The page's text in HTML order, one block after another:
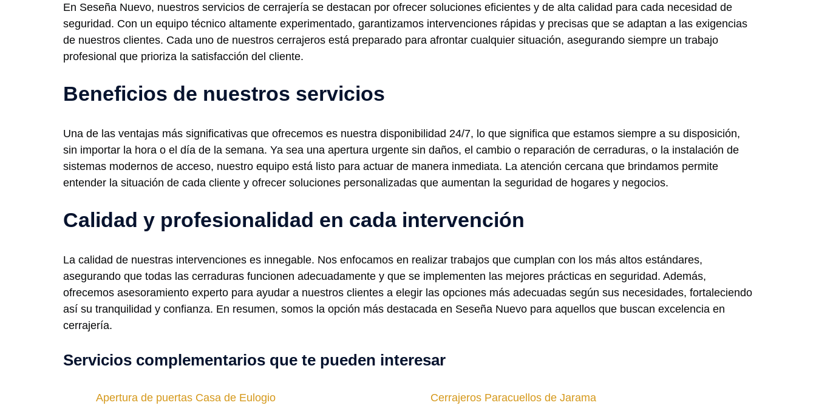
En Seseña Nuevo, nuestros servicios de cerrajería se destacan por ofrecer soluciones eficientes y de alta calidad para cada necesidad de
seguridad. Con un equipo técnico altamente experimentado, garantizamos intervenciones rápidas y precisas que se adaptan a las exigencias
de nuestros clientes. Cada uno de nuestros cerrajeros está preparado para afrontar cualquier situación, asegurando siempre un trabajo
profesional que prioriza la satisfacción del cliente.
Beneficios de nuestros servicios
Una de las ventajas más significativas que ofrecemos es nuestra disponibilidad 24/7, lo que significa que estamos siempre a su disposición,
sin importar la hora o el día de la semana. Ya sea una apertura urgente sin daños, el cambio o reparación de cerraduras, o la instalación de
sistemas modernos de acceso, nuestro equipo está listo para actuar de manera inmediata. La atención cercana que brindamos permite
entender la situación de cada cliente y ofrecer soluciones personalizadas que aumentan la seguridad de hogares y negocios.
Calidad y profesionalidad en cada intervención
La calidad de nuestras intervenciones es innegable. Nos enfocamos en realizar trabajos que cumplan con los más altos estándares,
asegurando que todas las cerraduras funcionen adecuadamente y que se implementen las mejores prácticas en seguridad. Además,
ofrecemos asesoramiento experto para ayudar a nuestros clientes a elegir las opciones más adecuadas según sus necesidades, fortaleciendo
así su tranquilidad y confianza. En resumen, somos la opción más destacada en Seseña Nuevo para aquellos que buscan excelencia en
cerrajería.
Servicios complementarios que te pueden interesar
Apertura de puertas Casa de Eulogio Cerrajeros Paracuellos de Jarama